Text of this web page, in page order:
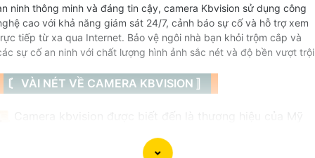
ninh thông minh và đáng tin cậy, camera Kbvision sử dụng công
cao với khả năng giám sát 24/7, cảnh báo sự cố và hỗ trợ xem
tiếp từ xa qua Internet. Bảo vệ ngôi nhà bạn khỏi trộm cắp và
sự cố an ninh với chất lượng hình ảnh sắc nét và độ bền vượt
〘 VÀI NÉT VỀ CAMERA KBVISION 〛
Camera kbvision được biết đến là thương hiệu của Mỹ
IP, camera wifi với thương hiệu kbone và camera